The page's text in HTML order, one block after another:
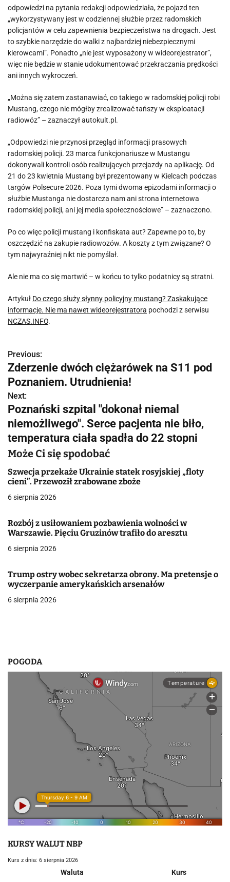
odpowiedzi na pytania redakcji odpowiedziała, że pojazd ten
„wykorzystywany jest w codziennej służbie przez radomskich
policjantów w celu zapewnienia bezpieczeństwa na drogach. Jest
to szybkie narzędzie do walki z najbardziej niebezpiecznymi
kierowcami”. Ponadto „nie jest wyposażony w wideorejestrator”,
więc nie będzie w stanie udokumentować przekraczania prędkości
ani innych wykroczeń.
„Można się zatem zastanawiać, co takiego w radomskiej policji robi
Mustang, czego nie mógłby zrealizować tańszy w eksploatacji
radiowóz” – zaznaczył autokult.pl.
„Odpowiedzi nie przynosi przegląd informacji prasowych
radomskiej policji. 23 marca funkcjonariusze w Mustangu
dokonywali kontroli osób realizujących przejazdy na aplikację. Od
21 do 23 kwietnia Mustang był prezentowany w Kielcach podczas
targów Polsecure 2026. Poza tymi dwoma epizodami informacji o
służbie Mustanga nie dostarcza nam ani strona internetowa
radomskiej policji, ani jej media społecznościowe” – zaznaczono.
Po co więc policji mustang i konfiskata aut? Zapewne po to, by
oszczędzić na zakupie radiowozów. A koszty z tym związane? O
tym najwyraźniej nikt nie pomyślał.
Ale nie ma co się martwić – w końcu to tylko podatnicy są stratni.
Artykuł Do czego służy słynny policyjny mustang? Zaskakujące
informacje. Nie ma nawet wideorejestratora pochodzi z serwisu
NCZAS.INFO.
N
a
w
i
g
a
c
j
w
p
i
s
Previous:
Zderzenie dwóch ciężarówek na S11 pod
Poznaniem. Utrudnienia!
Next:
Poznański szpital "dokonał niemal
niemożliwego". Serce pacjenta nie biło,
temperatura ciała spadła do 22 stopni
Może Ci się spodobać
Szwecja przekaże Ukrainie statek rosyjskiej „floty
cieni”. Przewoził zrabowane zboże
6 sierpnia 2026
Rozbój z usiłowaniem pozbawienia wolności w
Warszawie. Pięciu Gruzinów trafiło do aresztu
6 sierpnia 2026
Trump ostry wobec sekretarza obrony. Ma pretensje o
wyczerpanie amerykańskich arsenałów
6 sierpnia 2026
POGODA
KURSY WALUT NBP
Kurs z dnia: 6 sierpnia 2026
Waluta
Kurs